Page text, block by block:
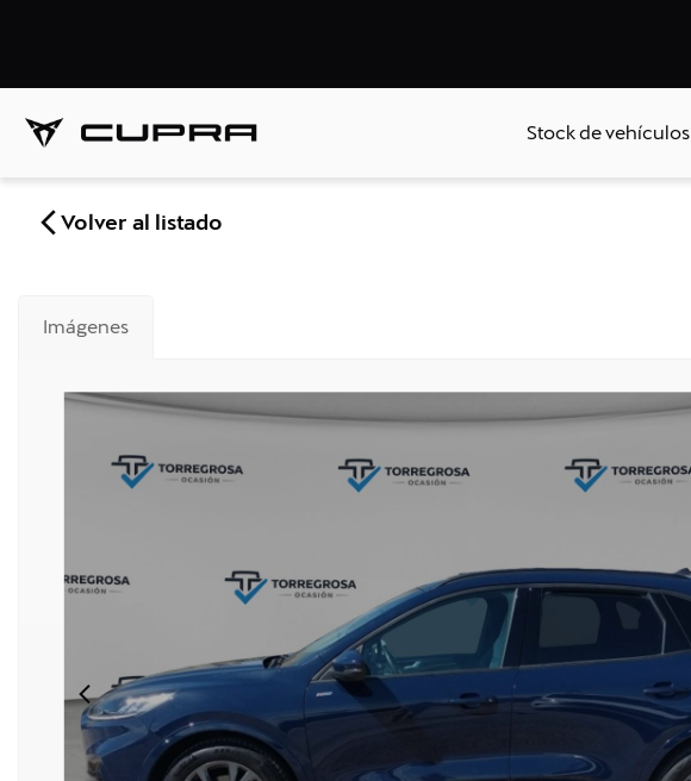
Stock de vehículos
Volver al listado
Imágenes